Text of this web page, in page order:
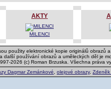
AKTY
MILENCI
použity elektronické kopie originálů obrazů
a další používání obrazů a uměleckých děl je
2026 (c) Roman Brzuska. Všechna práva
Dagmar Zemánkové olejové obrazy, Zdeněk